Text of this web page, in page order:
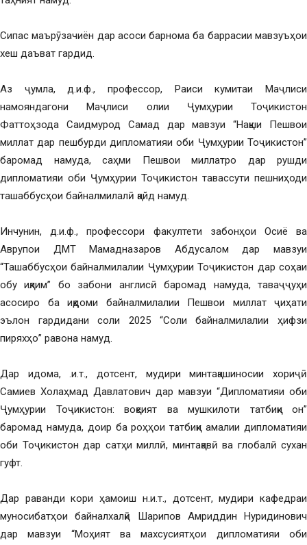
Сипас маърӯзачиён дар асоси барнома ба баррасии мавзуъҳои
хеш даъват гардид.
Аз ҷумла, д.и.ф., профессор, Раиси кумитаи Маҷлиси
намояндагони Маҷлиси олии Ҷумҳурии Тоҷикистон
Фаттоҳзода Саидмурод Самад дар мавзуи “Нақши Пешвои
миллат дар пешбурди дипломатияи оби Ҷумҳурии Тоҷикистон”
баромад намуда, саҳми Пешвои миллатро дар рушди
дипломатияи оби Ҷумҳурии Тоҷикистон тавассути пешниҳоди
ташаббусҳои байналмилалӣ қайд намуд.
Инчунин, д.и.ф., профессори факултети забонҳои Осиё ва
Аврупои ДМТ Мамадназаров Абдусалом дар мавзуи
“Ташаббусҳои байналмилалии Ҷумҳурии Тоҷикистон дар соҳаи
обу иқлим” бо забони англисӣ баромад намуда, таваҷҷуҳи
асосиро ба иқдоми байналмилалии Пешвои миллат ҷиҳати
эълон гардидани соли 2025 “Соли байналмилалии ҳифзи
пиряхҳо” равона намуд.
Дар идома, .и.т., дотсент, мудири минтақашиносии хориҷӣ
Самиев Холаҳмад Давлатович дар мавзуи “Дипломатияи оби
Ҷумҳурии Тоҷикистон: воқеият ва мушкилоти татбиқи он”
баромад намуда, доир ба роҳҳои татбиқи амалии дипломатияи
оби Тоҷикистон дар сатҳи миллӣ, минтақавӣ ва глобалӣ сухан
гуфт.
Дар раванди кори ҳамоиш н.и.т., дотсент, мудири кафедраи
муносибатҳои байналхалқӣ Шарипов Амриддин Нуридинович
дар мавзуи “Моҳият ва махсусиятҳои дипломатияи оби